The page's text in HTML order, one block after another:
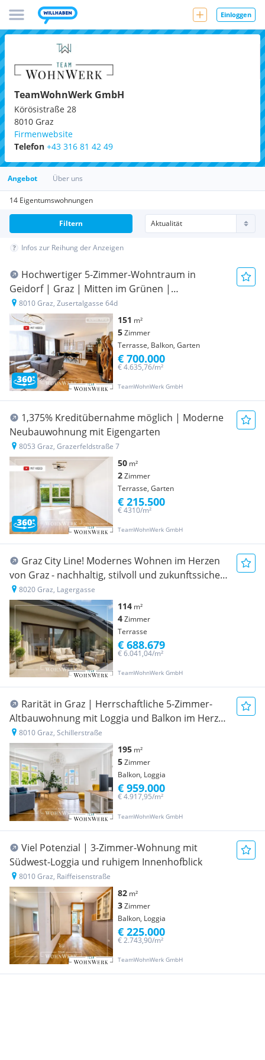
Einloggen
TeamWohnWerk GmbH
Körösistraße 28
8010 Graz
Firmenwebsite
Telefon +43 316 81 42 49
Angebot Über uns
14 Eigentumswohnungen
Filtern
Infos zur Reihung der Anzeigen
Hochwertiger 5-Zimmer-Wohntraum in
Geidorf | Graz | Mitten im Grünen |
Wunderschöne Ruhelage
8010 Graz, Zusertalgasse 64d
151 m²
5Zimmer
Terrasse, Balkon, Garten
TeamWohnWerk GmbH
€ 4.635,76/m²
€ 700.000
1,375% Kreditübernahme möglich | Moderne
Neubauwohnung mit Eigengarten
8053 Graz, Grazerfeldstraße 7
50 m²
2Zimmer
Terrasse, Garten
TeamWohnWerk GmbH
€ 4310/m²
€ 215.500
Graz City Line! Modernes Wohnen im Herzen
von Graz - nachhaltig, stilvoll und zukunftssicher
- Erstbezug! Honorarfrei für den Käufer!
8020 Graz, Lagergasse
114 m²
4Zimmer
Terrasse
TeamWohnWerk GmbH
€ 6.041,04/m²
€ 688.679
Rarität in Graz | Herrschaftliche 5-Zimmer-
Altbauwohnung mit Loggia und Balkon im Herz-
Jesu-Viertel
8010 Graz, Schillerstraße
195 m²
5Zimmer
Balkon, Loggia
TeamWohnWerk GmbH
€ 4.917,95/m²
€ 959.000
Viel Potenzial | 3-Zimmer-Wohnung mit
Südwest-Loggia und ruhigem Innenhofblick
8010 Graz, Raiffeisenstraße
82 m²
3Zimmer
Balkon, Loggia
TeamWohnWerk GmbH
€ 2.743,90/m²
€ 225.000